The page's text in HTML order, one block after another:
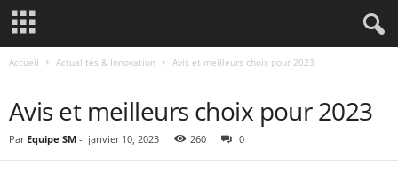
Accueil Actualités & Innovation Avis et meilleurs choix pour 2023
Avis et meilleurs choix pour 2023
Par Equipe SM - janvier 10, 2023 260 0